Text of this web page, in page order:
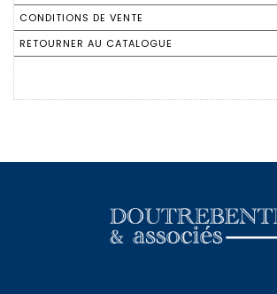
CONDITIONS DE VENTE
RETOURNER AU CATALOGUE